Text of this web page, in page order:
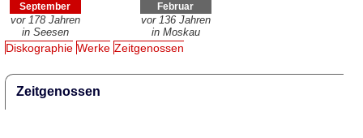
September
vor 178 Jahren
in Seesen
Februar
vor 136 Jahren
in Moskau
Diskographie Werke Zeitgenossen
Zeitgenossen